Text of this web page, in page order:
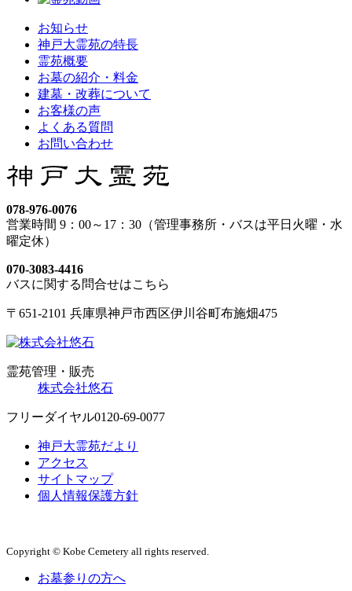
お知らせ
神戸大霊苑の特長
霊苑概要
お墓の紹介・料金
建墓・改葬について
お客様の声
よくある質問
お問い合わせ
078-976-0076
営業時間 9：00～17：30（管理事務所・バスは平日火曜・水
曜定休）
070-3083-4416
バスに関する問合せはこちら
〒651-2101 兵庫県神戸市西区伊川谷町布施畑475
霊苑管理・販売
株式会社悠石
フリーダイヤル0120-69-0077
神戸大霊苑だより
アクセス
サイトマップ
個人情報保護方針
Copyright © Kobe Cemetery all rights reserved.
お墓参りの方へ